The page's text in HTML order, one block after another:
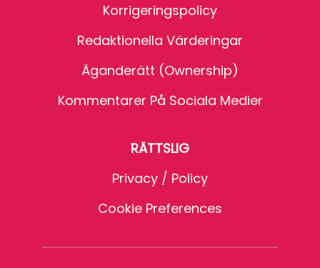
Korrigeringspolicy
Redaktionella Värderingar
Äganderätt (Ownership)
Kommentarer På Sociala Medier
RÄTTSLIG
Privacy / Policy
Cookie Preferences